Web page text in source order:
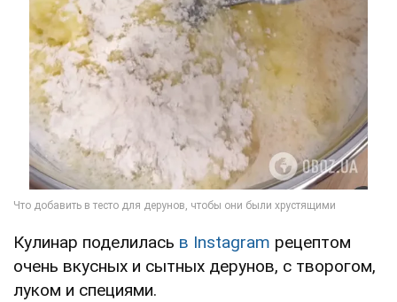
Кулинар поделилась в Instagram рецептом
очень вкусных и сытных дерунов, с творогом,
луком и специями.